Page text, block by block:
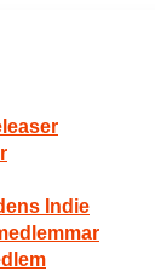
Indie